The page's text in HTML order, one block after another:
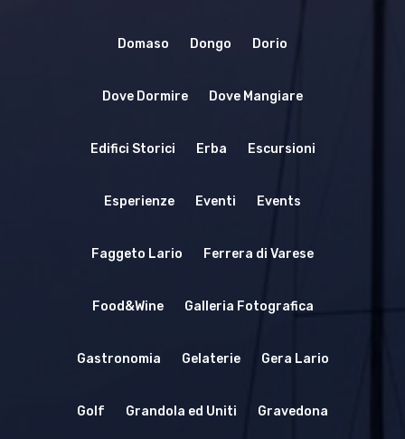
Domaso Dongo Dorio
Dove Dormire Dove Mangiare
Edifici Storici Erba Escursioni
Esperienze Eventi Events
Faggeto Lario Ferrera di Varese
Food&Wine Galleria Fotografica
Gastronomia Gelaterie Gera Lario
Golf Grandola ed Uniti Gravedona